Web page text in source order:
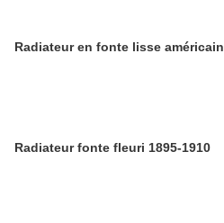
Radiateur en fonte lisse américain
Radiateur fonte fleuri 1895-1910